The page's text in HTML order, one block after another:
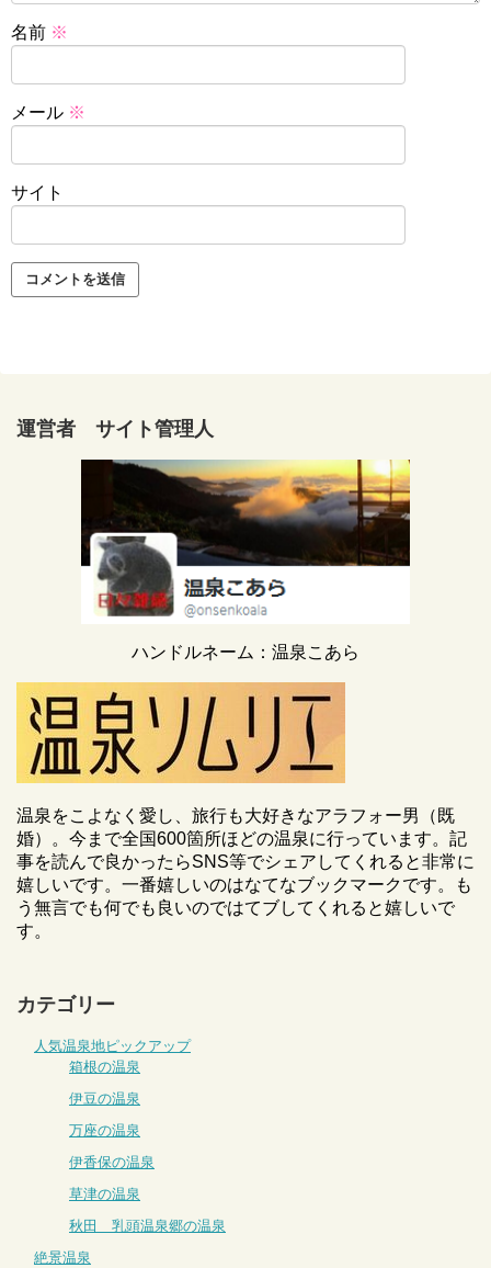
名前 ※
メール ※
サイト
運営者 サイト管理人
ハンドルネーム：温泉こあら
温泉をこよなく愛し、旅行も大好きなアラフォー男（既
婚）。今まで全国600箇所ほどの温泉に行っています。記
事を読んで良かったらSNS等でシェアしてくれると非常に
嬉しいです。一番嬉しいのはなてなブックマークです。も
う無言でも何でも良いのではてブしてくれると嬉しいで
す。
カテゴリー
人気温泉地ピックアップ
箱根の温泉
伊豆の温泉
万座の温泉
伊香保の温泉
草津の温泉
秋田 乳頭温泉郷の温泉
絶景温泉